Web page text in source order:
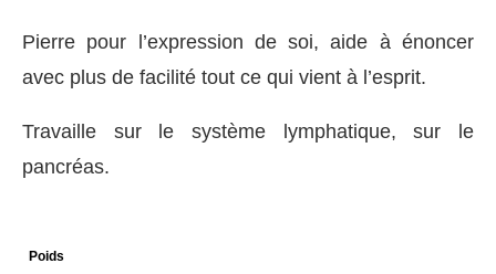
Pierre pour l’expression de soi, aide à énoncer
avec plus de facilité tout ce qui vient à l’esprit.
Travaille sur le système lymphatique, sur le
pancréas.
Poids